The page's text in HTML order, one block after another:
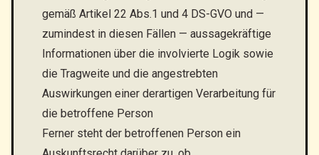
gemäß Artikel 22 Abs.1 und 4 DS-GVO und —
zumindest in diesen Fällen — aussagekräftige
Informationen über die involvierte Logik sowie
die Tragweite und die angestrebten
Auswirkungen einer derartigen Verarbeitung für
die betroffene Person
Ferner steht der betroffenen Person ein